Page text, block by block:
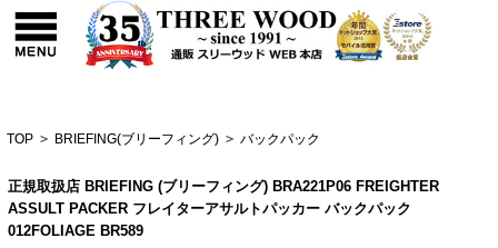
TOP > BRIEFING(ブリーフィング) > バックパック
正規取扱店 BRIEFING (ブリーフィング) BRA221P06 FREIGHTER
ASSULT PACKER フレイターアサルトパッカー バックパック
012FOLIAGE BR589